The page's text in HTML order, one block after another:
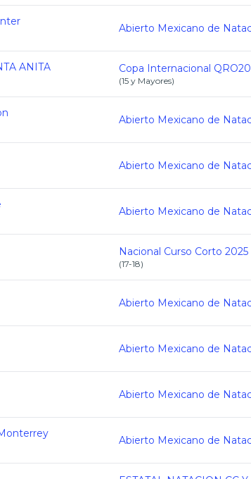
ANITA
(15 y Mayores)
Nacional Curso Corto 2025
(17-18)